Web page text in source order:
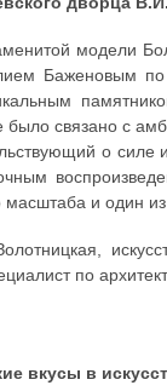
модели
Баженовым
связано с
о
масштаба и один
по
вкусы в